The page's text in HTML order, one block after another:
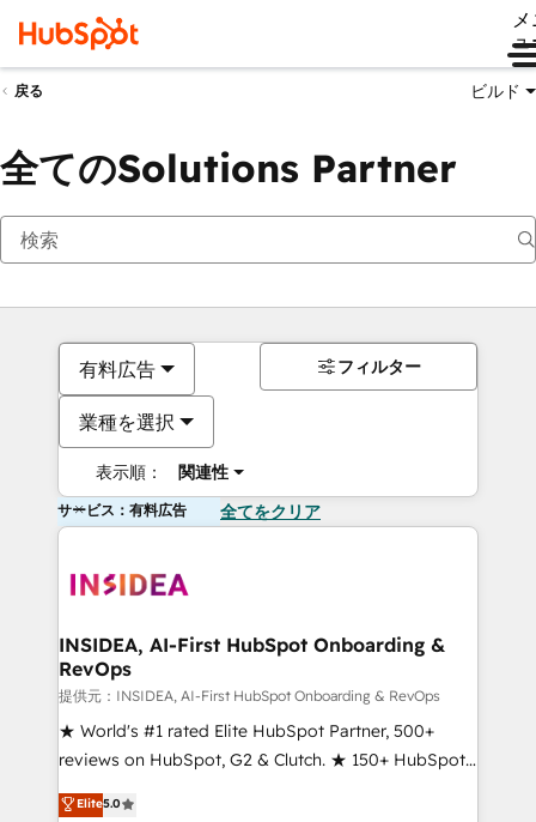
ュ
戻る ビルド
全てのSolutions Partner
有料広告
業種を選択
表示順： 関連性
フィルター
サービス：有料広告 全てをクリア
INSIDEA, AI-First HubSpot Onboarding &
RevOps
提供元：INSIDEA, AI-First HubSpot Onboarding & RevOps
★ World's #1 rated Elite HubSpot Partner, 500+
reviews on HubSpot, G2 & Clutch. ★ 150+ HubSpot
Certified Experts & Trainers across the team ★
1,500+ implementations across five continents ★ AI-
Elite5.0